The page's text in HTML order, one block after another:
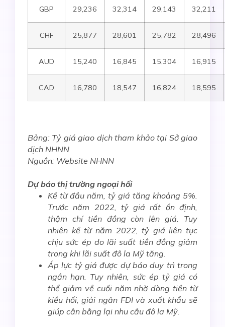
GBP 29,236 32,314 29,143 32,211
CHF 25,877 28,601 25,782 28,496
AUD 15,240 16,845 15,304 16,915
CAD 16,780 18,547 16,824 18,595
Bảng: Tỷ giá giao dịch tham khảo tại Sở giao
dịch NHNN
Nguồn: Website NHNN
Dự báo thị trường ngoại hối
Kể từ đầu năm, tỷ giá tăng khoảng 5%.
Trước năm 2022, tỷ giá rất ổn định,
thậm chí tiền đồng còn lên giá. Tuy
nhiên kể từ năm 2022, tỷ giá liên tục
chịu sức ép do lãi suất tiền đồng giảm
trong khi lãi suất đô la Mỹ tăng.
Áp lực tỷ giá được dự báo duy trì trong
ngắn hạn. Tuy nhiên, sức ép tỷ giá có
thể giảm về cuối năm nhờ dòng tiền từ
kiều hối, giải ngân FDI và xuất khẩu sẽ
giúp cân bằng lại nhu cầu đô la Mỹ.